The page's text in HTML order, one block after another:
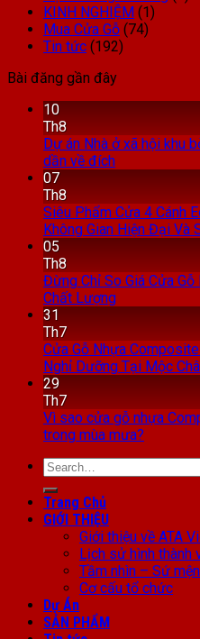
KINH NGHIỆM (1)
Mua Cửa Gỗ (74)
Tin tức (192)
Bài đăng gần đây
10
Th8
Dự án Nhà ở xã hội khu
dần về đích
07
Th8
Siêu Phẩm Cửa 4 Cánh
Không Gian Hiện Đại Và
05
Th8
Đừng Chỉ So Giá Cửa
Chất Lượng
31
Th7
Cửa Gỗ Nhựa
Nghỉ Dưỡng Tại Mộc
29
Th7
Vì sao cửa gỗ nhựa
trong mùa mưa?
Search
Trang Chủ
GIỚI THIỆU
Giới thiệu về ATA
Lịch sử hình thành
Tầm nhìn – Sứ
Cơ cấu tổ chức
Dự Án
SẢN PHẨM